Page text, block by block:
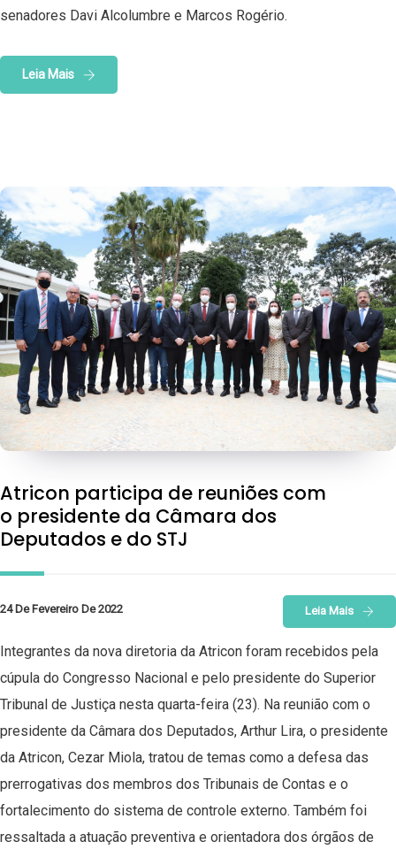
senadores Davi Alcolumbre e Marcos Rogério.
Leia Mais
Atricon participa de reuniões com
o presidente da Câmara dos
Deputados e do STJ
24 De Fevereiro De 2022 Leia Mais
Integrantes da nova diretoria da Atricon foram recebidos pela
cúpula do Congresso Nacional e pelo presidente do Superior
Tribunal de Justiça nesta quarta-feira (23). Na reunião com o
presidente da Câmara dos Deputados, Arthur Lira, o presidente
da Atricon, Cezar Miola, tratou de temas como a defesa das
prerrogativas dos membros dos Tribunais de Contas e o
fortalecimento do sistema de controle externo. Também foi
ressaltada a atuação preventiva e orientadora dos órgãos de